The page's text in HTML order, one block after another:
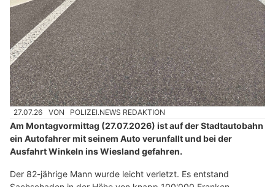
27.07.26 VON POLIZEI.NEWS REDAKTION
Am Montagvormittag (27.07.2026) ist auf der Stadtautobahn
ein Autofahrer mit seinem Auto verunfallt und bei der
Ausfahrt Winkeln ins Wiesland gefahren.
Der 82-jährige Mann wurde leicht verletzt. Es entstand